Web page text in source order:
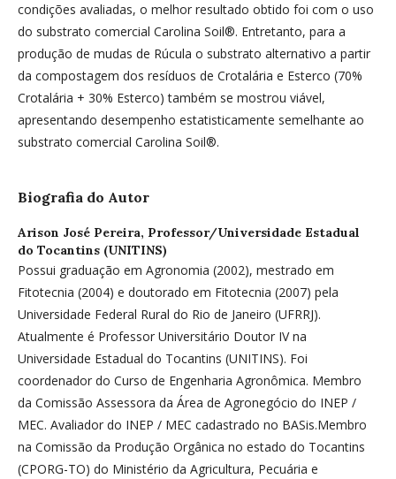
condições avaliadas, o melhor resultado obtido foi com o uso
do substrato comercial Carolina Soil®. Entretanto, para a
produção de mudas de Rúcula o substrato alternativo a partir
da compostagem dos resíduos de Crotalária e Esterco (70%
Crotalária + 30% Esterco) também se mostrou viável,
apresentando desempenho estatisticamente semelhante ao
substrato comercial Carolina Soil®.
Biografia do Autor
Arison José Pereira, Professor/Universidade Estadual
do Tocantins (UNITINS)
Possui graduação em Agronomia (2002), mestrado em
Fitotecnia (2004) e doutorado em Fitotecnia (2007) pela
Universidade Federal Rural do Rio de Janeiro (UFRRJ).
Atualmente é Professor Universitário Doutor IV na
Universidade Estadual do Tocantins (UNITINS). Foi
coordenador do Curso de Engenharia Agronômica. Membro
da Comissão Assessora da Área de Agronegócio do INEP /
MEC. Avaliador do INEP / MEC cadastrado no BASis.Membro
na Comissão da Produção Orgânica no estado do Tocantins
(CPORG-TO) do Ministério da Agricultura, Pecuária e